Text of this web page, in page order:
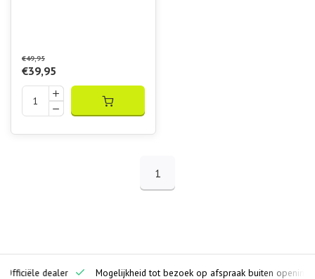
€49,95
€39,95
1
dealer Mogelijkheid tot bezoek op afspraak buiten openingstijden